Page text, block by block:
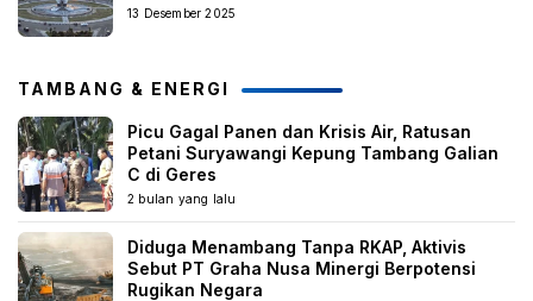
13 Desember 2025
TAMBANG & ENERGI
Picu Gagal Panen dan Krisis Air, Ratusan
Petani Suryawangi Kepung Tambang Galian
C di Geres
2 bulan yang lalu
Diduga Menambang Tanpa RKAP, Aktivis
Sebut PT Graha Nusa Minergi Berpotensi
Rugikan Negara